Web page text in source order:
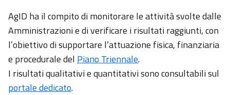
AgID ha il compito di monitorare le attività svolte dalle
Amministrazioni e di verificare i risultati raggiunti, con
l’obiettivo di supportare l’attuazione fisica, finanziaria
e procedurale del Piano Triennale.
I risultati qualitativi e quantitativi sono consultabili sul
portale dedicato.